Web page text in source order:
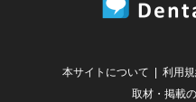
本サイトについて 利用
取材・掲載